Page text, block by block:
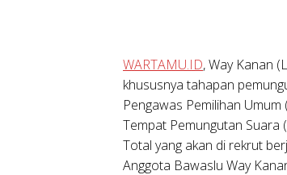
WARTAMU.ID, Way Kanan
khususnya tahapan
Pengawas Pemilihan
Tempat Pemungutan Suara
Total yang akan di rekrut
Anggota Bawaslu Way